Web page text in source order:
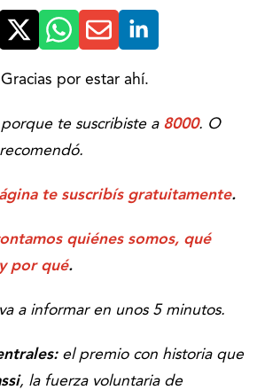
por estar ahí.
te suscribiste a 8000. O
te suscribís gratuitamente.
quiénes somos, qué
por qué.
a informar en unos 5 minutos.
el premio con historia que
, la fuerza voluntaria de